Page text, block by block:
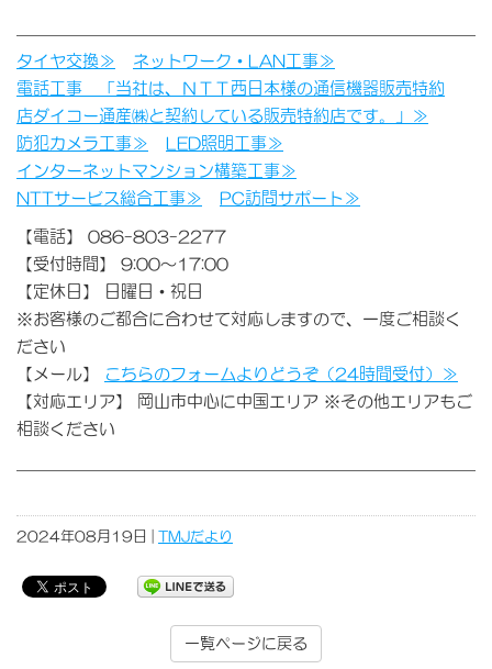
タイヤ交換≫
ネットワーク・LAN工事≫
電話工事 「当社は、ＮＴＴ西日本様の通信機器販売特約
店ダイコー通産㈱と契約している販売特約店です。」≫
防犯カメラ工事≫
LED照明工事≫
インターネットマンション構築工事≫
NTTサービス総合工事≫
PC訪問サポート≫
【電話】 086-803-2277
【受付時間】 9:00～17:00
【定休日】 日曜日・祝日
※お客様のご都合に合わせて対応しますので、一度ご相談く
ださい
【メール】
こちらのフォームよりどうぞ（24時間受付）≫
【対応エリア】 岡山市中心に中国エリア ※その他エリアもご
相談ください
2024年08月19日 | TMJだより
一覧ページに戻る